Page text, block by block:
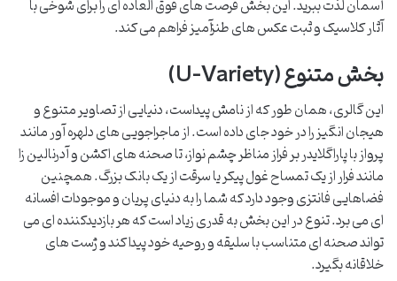
آسمان لذت ببرید. این بخش فرصت های فوق العاده ای را برای شوخی با
آثار کلاسیک و ثبت عکس های طنزآمیز فراهم می کند.
بخش متنوع (U-Variety)
این گالری، همان طور که از نامش پیداست، دنیایی از تصاویر متنوع و
هیجان انگیز را در خود جای داده است. از ماجراجویی های دلهره آور مانند
پرواز با پاراگلایدر بر فراز مناظر چشم نواز، تا صحنه های اکشن و آدرنالین زا
مانند فرار از یک تمساح غول پیکر یا سرقت از یک بانک بزرگ. همچنین
فضاهایی فانتزی وجود دارد که شما را به دنیای پریان و موجودات افسانه
ای می برد. تنوع در این بخش به قدری زیاد است که هر بازدیدکننده ای می
تواند صحنه ای متناسب با سلیقه و روحیه خود پیدا کند و ژست های
خلاقانه بگیرد.